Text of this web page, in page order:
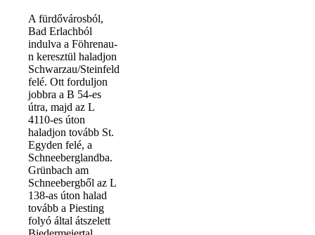
A fürdővárosból,
Bad Erlachból
indulva a Föhrenau-
n keresztül haladjon
Schwarzau/Steinfeld
felé. Ott forduljon
jobbra a B 54-es
útra, majd az L
4110-es úton
haladjon tovább St.
Egyden felé, a
Schneeberglandba.
Grünbach am
Schneebergből az L
138-as úton halad
tovább a Piesting
folyó által átszelett